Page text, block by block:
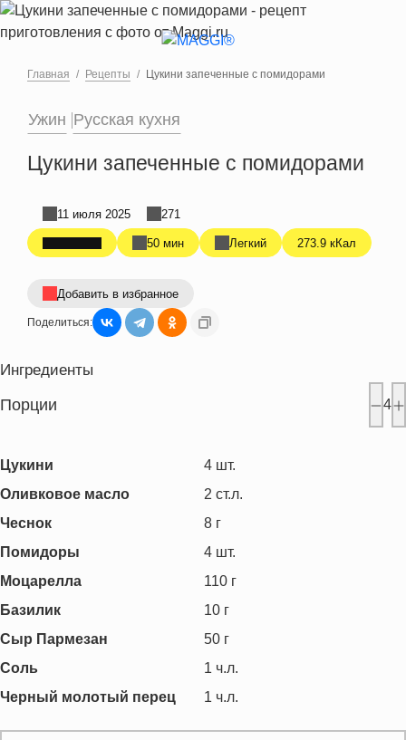
Перейти к основному содержанию
Главная Рецепты Цукини запеченные с помидорами
Ужин Русская кухня
Цукини запеченные с помидорами
50 мин Легкий 273.9 кКал
11 июля 2025 271
Добавить в избранное
Поделиться:
Ингредиенты
Порции 4
Цукини 4 шт.
Оливковое масло
2 ст.л.
Чеснок
8 г
Помидоры
4 шт.
Моцарелла
110 г
Базилик
10 г
Сыр Пармезан
50 г
Соль
1 ч.л.
Черный молотый перец
1 ч.л.